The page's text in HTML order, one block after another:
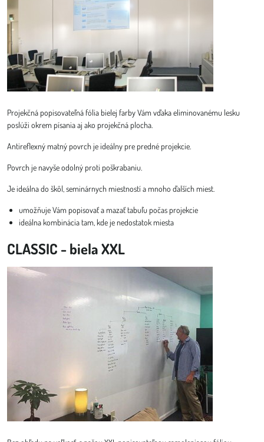
Projekčná popisovateľná fólia bielej farby Vám vďaka eliminovanému lesku
poslúži okrem písania aj ako projekčná plocha.
Antireflexný matný povrch je ideálny pre predné projekcie.
Povrch je navyše odolný proti poškrabaniu.
Je ideálna do škôl, seminárnych miestností a mnoho ďalších miest.
umožňuje Vám popisovať a mazať tabuľu počas projekcie
ideálna kombinácia tam, kde je nedostatok miesta
CLASSIC - biela XXL